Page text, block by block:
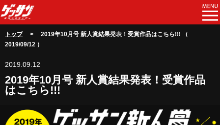
トップ> 2019年10月号 新人賞結果発表！受賞作品はこちら!!! （
2019/09/12 ）
2019.09.12
2019年10月号 新人賞結果発表！受賞作品
はこちら!!!